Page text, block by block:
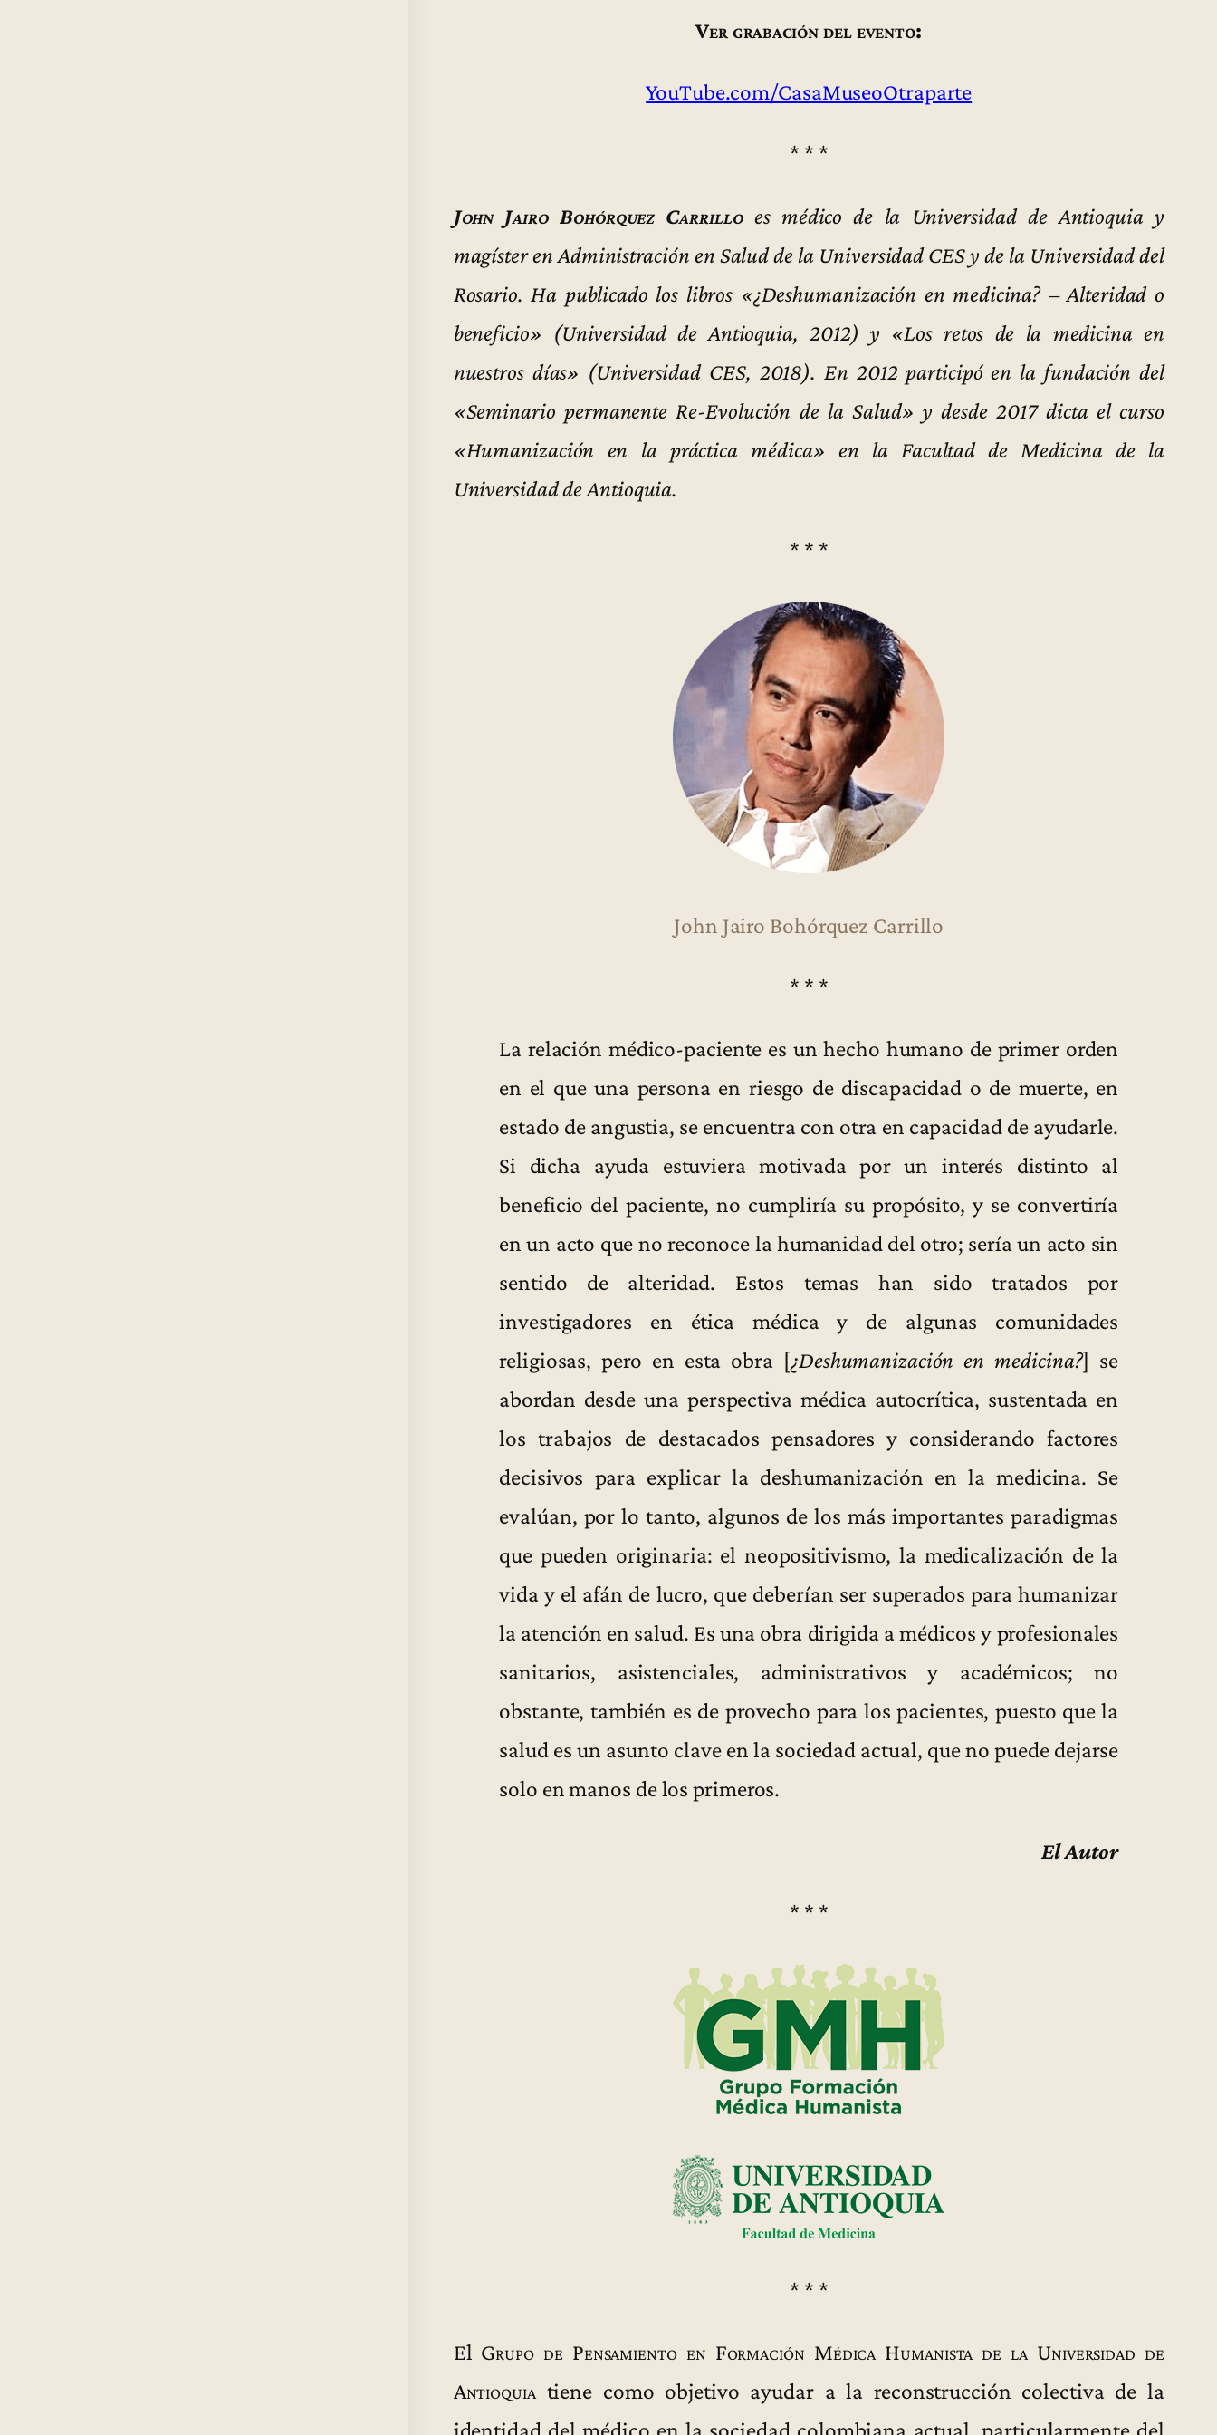
Ver grabación del evento:
YouTube.com/CasaMuseoOtraparte
* * *
John Jairo Bohórquez Carrilloes médico de la Universidad de Antioquia y
magíster en Administración en Salud de la Universidad CES y de la Universidad del
Rosario. Ha publicado los libros «¿Deshumanización en medicina? – Alteridad o
beneficio» (Universidad de Antioquia, 2012) y «Los retos de la medicina en
nuestros días» (Universidad CES, 2018). En 2012 participó en la fundación del
«Seminario permanente Re-Evolución de la Salud» y desde 2017 dicta el curso
«Humanización en la práctica médica» en la Facultad de Medicina de la
Universidad de Antioquia.
* * *
John Jairo Bohórquez Carrillo
* * *
La relación médico-paciente es un hecho humano de primer orden
en el que una persona en riesgo de discapacidad o de muerte, en
estado de angustia, se encuentra con otra en capacidad de ayudarle.
Si dicha ayuda estuviera motivada por un interés distinto al
beneficio del paciente, no cumpliría su propósito, y se convertiría
en un acto que no reconoce la humanidad del otro; sería un acto sin
sentido de alteridad. Estos temas han sido tratados por
investigadores en ética médica y de algunas comunidades
religiosas, pero en esta obra [¿Deshumanización en medicina?] se
abordan desde una perspectiva médica autocrítica, sustentada en
los trabajos de destacados pensadores y considerando factores
decisivos para explicar la deshumanización en la medicina. Se
evalúan, por lo tanto, algunos de los más importantes paradigmas
que pueden originaria: el neopositivismo, la medicalización de la
vida y el afán de lucro, que deberían ser superados para humanizar
la atención en salud. Es una obra dirigida a médicos y profesionales
sanitarios, asistenciales, administrativos y académicos; no
obstante, también es de provecho para los pacientes, puesto que la
salud es un asunto clave en la sociedad actual, que no puede dejarse
solo en manos de los primeros.
El Autor
* * *
* * *
El Grupo de Pensamiento en Formación Médica Humanista de la Universidad de
Antioquiatiene como objetivo ayudar a la reconstrucción colectiva de la
identidad del médico en la sociedad colombiana actual, particularmente del